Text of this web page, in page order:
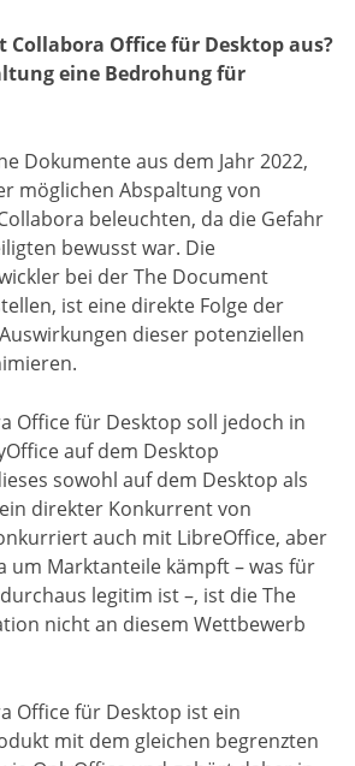
Collabora Office für Desktop aus?
eine Bedrohung für
Dokumente aus dem Jahr 2022,
möglichen Abspaltung von
beleuchten, da die Gefahr
bewusst war. Die
bei der The Document
ist eine direkte Folge der
dieser potenziellen
Office für Desktop soll jedoch in
auf dem Desktop
sowohl auf dem Desktop als
direkter Konkurrent von
auch mit LibreOffice, aber
um Marktanteile kämpft – was für
legitim ist –, ist die The
nicht an diesem Wettbewerb
Office für Desktop ist ein
mit dem gleichen begrenzten